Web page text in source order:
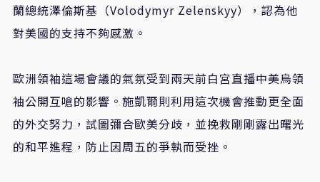
蘭總統澤倫斯基（Volodymyr Zelenskyy），認為他
對美國的支持不夠感激。
歐洲領袖這場會議的氣氛受到兩天前白宮直播中美烏領
袖公開互嗆的影響。施凱爾則利用這次機會推動更全面
的外交努力，試圖彌合歐美分歧，並挽救剛剛露出曙光
的和平進程，防止因周五的爭執而受挫。